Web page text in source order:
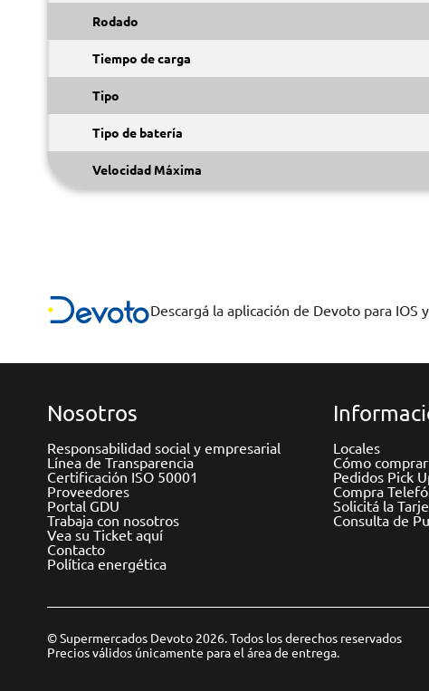
Rodado
Tiempo de carga
Tipo
Tipo de batería
Velocidad Máxima
Descargá la aplicación de Devoto para IOS
Nosotros
Responsabilidad social y empresarial
Línea de Transparencia
Certificación ISO 50001
Proveedores
Portal GDU
Trabaja con nosotros
Vea su Ticket aquí
Contacto
Política energética
Locales
Cómo comprar
Pedidos Pick
Compra
Solicitá la
Consulta de
© Supermercados Devoto 2026. Todos los derechos reservados
Precios válidos únicamente para el área de entrega.